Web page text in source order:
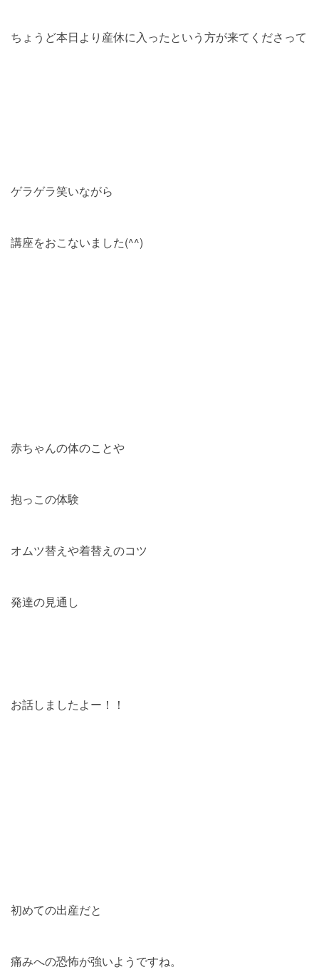
ちょうど本日より産休に入ったという方が来てくださって
ゲラゲラ笑いながら
講座をおこないました(^^)
赤ちゃんの体のことや
抱っこの体験
オムツ替えや着替えのコツ
発達の見通し
お話しましたよー！！
初めての出産だと
痛みへの恐怖が強いようですね。